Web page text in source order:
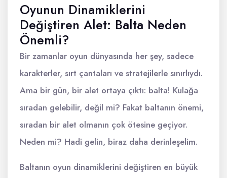
Oyunun Dinamiklerini
Değiştiren Alet: Balta Neden
Önemli?
Bir zamanlar oyun dünyasında her şey, sadece
karakterler, sırt çantaları ve stratejilerle sınırlıydı.
Ama bir gün, bir alet ortaya çıktı: balta! Kulağa
sıradan gelebilir, değil mi? Fakat baltanın önemi,
sıradan bir alet olmanın çok ötesine geçiyor.
Neden mi? Hadi gelin, biraz daha derinleşelim.
Baltanın oyun dinamiklerini değiştiren en büyük